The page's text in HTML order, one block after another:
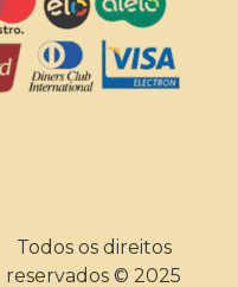
Todos os direitos
reservados © 2025